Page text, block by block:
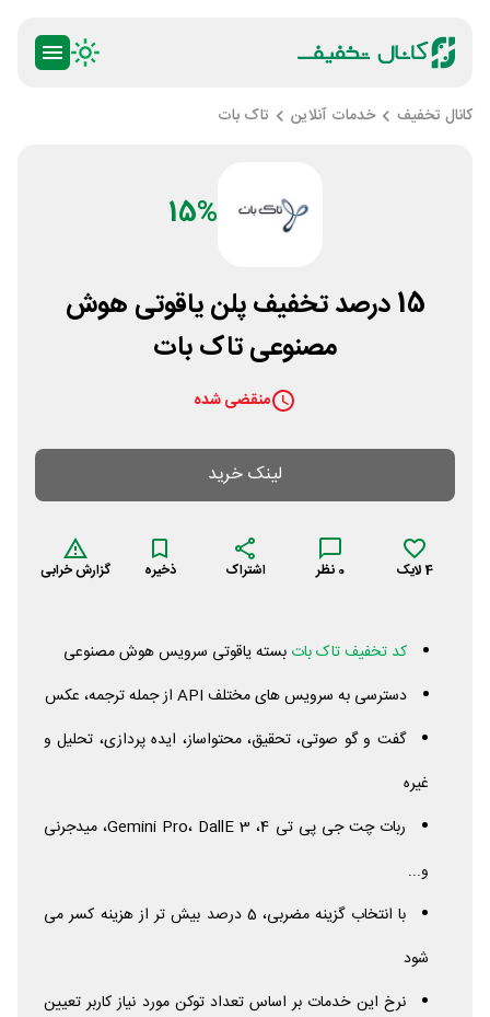
کانال تخفیف خدمات آنلاین تاک بات
15%
15 درصد تخفیف پلن یاقوتی هوش
مصنوعی تاک بات
منقضی شده
لینک خرید
4 لایک 0 نظر اشتراک ذخیره گزارش خرابی
کد تخفیف تاک بات بسته یاقوتی سرویس هوش مصنوعی
دسترسی به سرویس های مختلف API از جمله ترجمه، عکس
گفت و گو صوتی، تحقیق، محتواساز، ایده پردازی، تحلیل و
غیره
ربات چت جی پی تی 4،
Gemini Pro، DallE
3، میدجرنی
و...
با انتخاب گزینه مضربی، 5 درصد بیش تر از هزینه کسر می
شود
نرخ این خدمات بر اساس تعداد توکن مورد نیاز کاربر تعیین